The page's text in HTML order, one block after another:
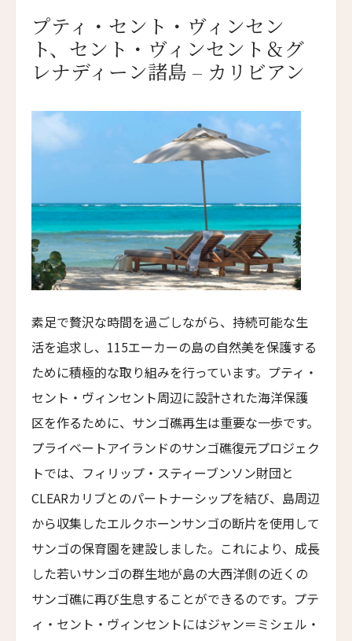
タンション・ジャラ・リゾート
Tanjong Jara Resort
パンコール・ラウト・リゾート
Pangkor Laut Resort
マンガラ・エステート
Mangala Estate
ガヤ・アイランド・リゾート
アイスロープ・ブティック・ヴィラ
Eythrope Boutique Villa
キャメロン・ハイランド・リゾート
Cameron Highlands Resort
名古屋観光ホテル エスパシオ
Nagoya Kanko Hotel Espacio
ホテル・ラ・ペルーズ
HÔTEL LA PÉROUSE
Hotel Beore Sun Moon Lake
Grasse Grace Manor
ランソン・プレイス・コーズウェイベイ
LANSON PLACE CAUSEWAY BAY
ザ・ダナ・ランカウイ
The Danna Langkawi
キーマラ
Keemala
プティ・セント・ヴィンセン
ト、セント・ヴィンセント＆グ
レナディーン諸島 – カリビアン
素足で贅沢な時間を過ごしながら、持続可能な生
活を追求し、115エーカーの島の自然美を保護する
ために積極的な取り組みを行っています。プティ・
セント・ヴィンセント周辺に設計された海洋保護
区を作るために、サンゴ礁再生は重要な一歩です。
プライベートアイランドのサンゴ礁復元プロジェク
トでは、フィリップ・スティーブンソン財団と
CLEARカリブとのパートナーシップを結び、島周辺
から収集したエルクホーンサンゴの断片を使用して
サンゴの保育園を建設しました。これにより、成長
した若いサンゴの群生地が島の大西洋側の近くの
サンゴ礁に再び生息することができるのです。プテ
ィ・セント・ヴィンセントにはジャン＝ミシェル・